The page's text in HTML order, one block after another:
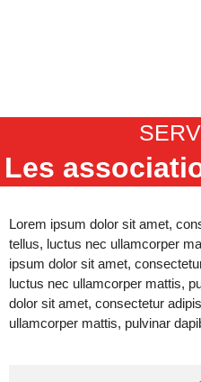
Les
Lorem ipsum dolor sit amet,
tellus, luctus nec ullamcorper
ipsum dolor sit amet,
luctus nec ullamcorper mattis,
dolor sit amet, consectetur
ullamcorper mattis, pulvinar